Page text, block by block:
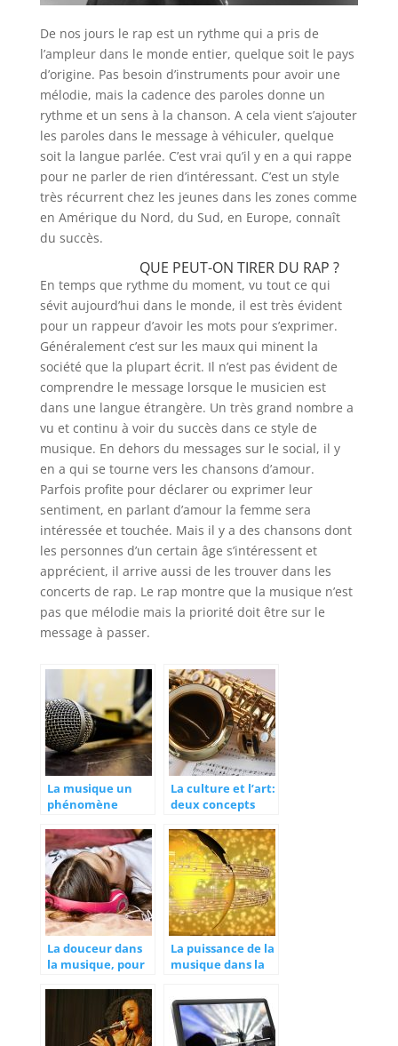
De nos jours le rap est un rythme qui a pris de
l’ampleur dans le monde entier, quelque soit le pays
d’origine. Pas besoin d’instruments pour avoir une
mélodie, mais la cadence des paroles donne un
rythme et un sens à la chanson. A cela vient s’ajouter
les paroles dans le message à véhiculer, quelque
soit la langue parlée. C’est vrai qu’il y en a qui rappe
pour ne parler de rien d’intéressant. C’est un style
très récurrent chez les jeunes dans les zones comme
en Amérique du Nord, du Sud, en Europe, connaît
du succès.
QUE PEUT-ON TIRER DU RAP ?
En temps que rythme du moment, vu tout ce qui
sévit aujourd’hui dans le monde, il est très évident
pour un rappeur d’avoir les mots pour s’exprimer.
Généralement c’est sur les maux qui minent la
société que la plupart écrit. Il n’est pas évident de
comprendre le message lorsque le musicien est
dans une langue étrangère. Un très grand nombre a
vu et continu à voir du succès dans ce style de
musique. En dehors du messages sur le social, il y
en a qui se tourne vers les chansons d’amour.
Parfois profite pour déclarer ou exprimer leur
sentiment, en parlant d’amour la femme sera
intéressée et touchée. Mais il y a des chansons dont
les personnes d’un certain âge s’intéressent et
apprécient, il arrive aussi de les trouver dans les
concerts de rap. Le rap montre que la musique n’est
pas que mélodie mais la priorité doit être sur le
message à passer.
La musique un
phénomène
La culture et l’art:
deux concepts
La douceur dans
la musique, pour
La puissance de la
musique dans la